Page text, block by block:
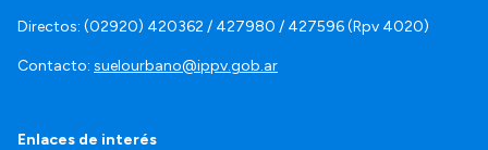
Directos: (02920) 420362 / 427980 / 427596 (Rpv 4020)
Contacto: suelourbano@ippv.gob.ar
Enlaces de interés